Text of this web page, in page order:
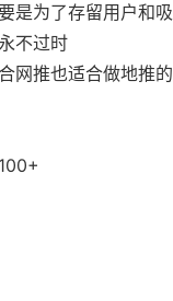
是为了存留用户和吸
不过时
网推也适合做地推的